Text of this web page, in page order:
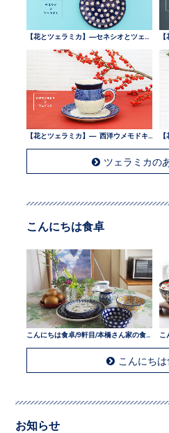
ツェラミカの
こんにちは食卓
こんにちは食卓/9軒目/本橋さん家の食卓
こんにち
お知らせ